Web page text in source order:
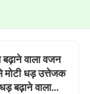
वाला वजन
मोटी धड़ उत्तेजक
बढ़ाने वाला